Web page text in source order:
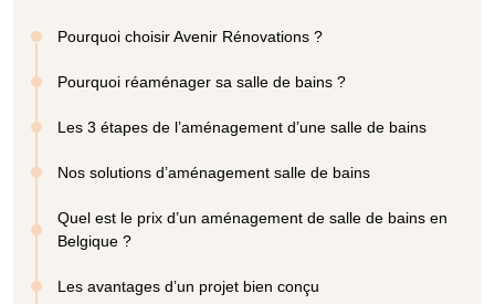
Pourquoi choisir Avenir Rénovations ?
Pourquoi réaménager sa salle de bains ?
Les 3 étapes de l’aménagement d’une salle de bains
Nos solutions d’aménagement salle de bains
Quel est le prix d’un aménagement de salle de bains en
Belgique ?
Les avantages d’un projet bien conçu